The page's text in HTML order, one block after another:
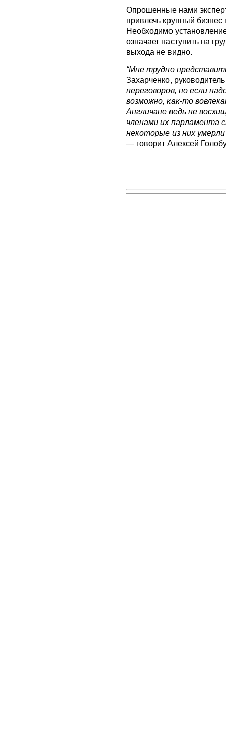
Опрошенные нами
привлечь крупный бизнес
Необходимо
означает наступить на
выхода не видно.
“Мне трудно
Захарченко,
переговоров, но если
возможно, как-то
Англичане ведь не
членами их парламента
некоторые из них
— говорит Алексей